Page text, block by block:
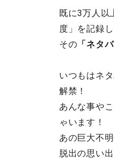
既に3万人以
度」を記録
その 「ネタ
いつもはネ
解禁！
あんな事や
ゃいます！
あの巨大不
脱出の思い